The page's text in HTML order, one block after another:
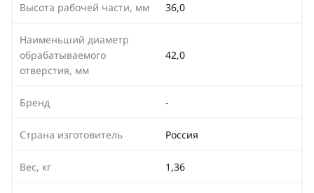
Высота рабочей части, мм 36,0
Наименьший диаметр
обрабатываемого
отверстия, мм
42,0
Бренд -
Страна изготовитель Россия
Вес, кг 1,36